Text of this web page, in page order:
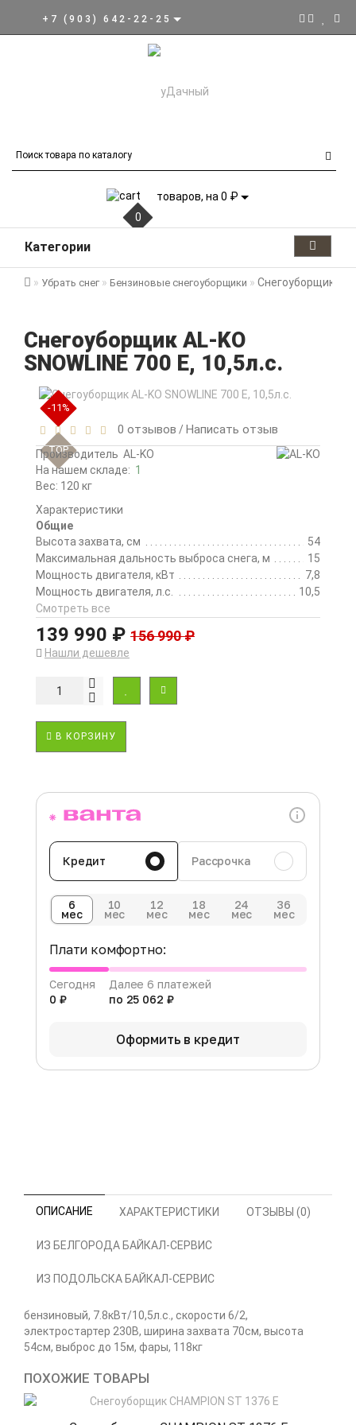
+7 (903) 642-22-25
0
товаров, на 0 ₽
Категории
Убрать снег Бензиновые снегоуборщики Снегоуборщик AL-
Снегоуборщик AL-KO
SNOWLINE 700 E, 10,5л.с.
-11%
TOP
0 отзывов /Написать отзыв
Производитель AL-KO
На нашем складе: 1
Вес: 120 кг
Характеристики
Общие
Высота захвата, см
54
Максимальная дальность выброса снега, м
15
Мощность двигателя, кВт
7,8
Мощность двигателя, л.с.
10,5
Смотреть все
139 990 ₽ 156 990 ₽
Нашли дешевле
В КОРЗИНУ
Кредит Рассрочка
6
мес
10
мес
12
мес
18
мес
24
мес
36
мес
Плати комфортно:
Сегодня
0 ₽
Далее 6 платежей
по 25 062 ₽
Оформить в кредит
ОПИСАНИЕ ХАРАКТЕРИСТИКИ ОТЗЫВЫ (0)
ИЗ БЕЛГОРОДА БАЙКАЛ-СЕРВИС
ИЗ ПОДОЛЬСКА БАЙКАЛ-СЕРВИС
бензиновый, 7.8кВт/10,5л.с., скорости 6/2,
электростартер 230В, ширина захвата 70см, высота
54см, выброс до 15м, фары, 118кг
ПОХОЖИЕ ТОВАРЫ